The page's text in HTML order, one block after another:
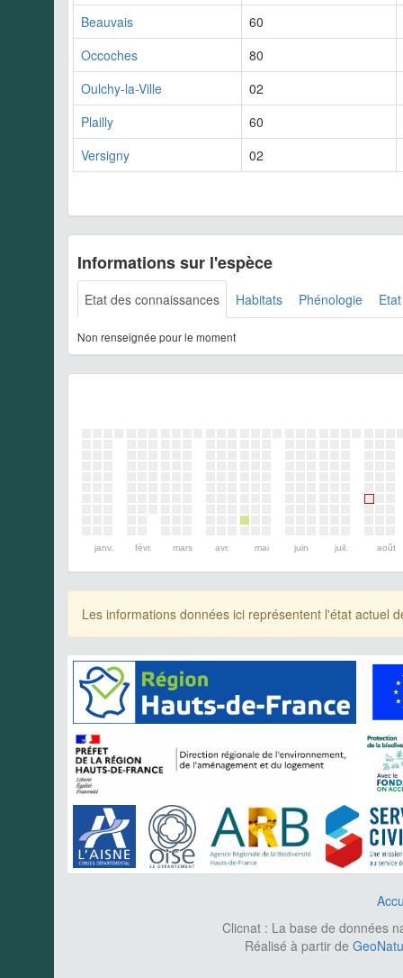
Beauvais
60
Occoches
80
Oulchy-la-Ville
02
Plailly
60
Versigny
02
Informations sur l'espèce
Etat des connaissances Habitats Phénologie
Non renseignée pour le moment
janv. févr. mars avr. mai juin juil. août
Les informations données ici représentent l'état actuel
Clicnat : La base de données
Réalisé à partir de